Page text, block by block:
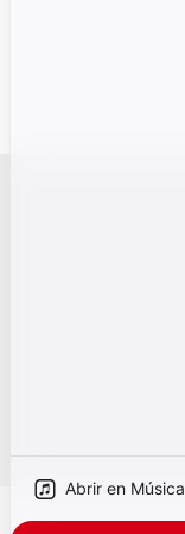
Abrir en Música